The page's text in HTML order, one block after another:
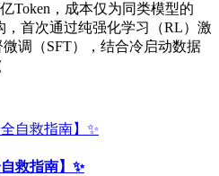
Token，成本仅为同类模型的
，首次通过纯强化学习（RL）激
调（SFT），结合冷启动数据
救指南】✨